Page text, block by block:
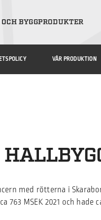
BYGGPRODUKTER
VÅR PRODUKTION
med rötterna i
763 MSEK 2021 och hade